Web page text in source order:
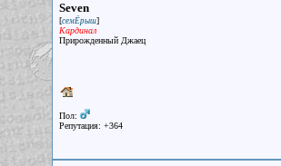
Seven
[семЁрыш]
Кардинал
Прирожденный Джаец
Пол:
Репутация: +364